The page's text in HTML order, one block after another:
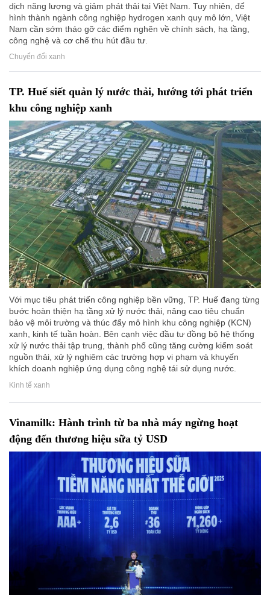
dịch năng lượng và giảm phát thải tại Việt Nam. Tuy nhiên, để
hình thành ngành công nghiệp hydrogen xanh quy mô lớn, Việt
Nam cần sớm tháo gỡ các điểm nghẽn về chính sách, hạ tầng,
công nghệ và cơ chế thu hút đầu tư.
Chuyển đổi xanh
TP. Huế siết quản lý nước thải, hướng tới phát triển
khu công nghiệp xanh
Với mục tiêu phát triển công nghiệp bền vững, TP. Huế đang từng
bước hoàn thiện hạ tầng xử lý nước thải, nâng cao tiêu chuẩn
bảo vệ môi trường và thúc đẩy mô hình khu công nghiệp (KCN)
xanh, kinh tế tuần hoàn. Bên cạnh việc đầu tư đồng bộ hệ thống
xử lý nước thải tập trung, thành phố cũng tăng cường kiểm soát
nguồn thải, xử lý nghiêm các trường hợp vi phạm và khuyến
khích doanh nghiệp ứng dụng công nghệ tái sử dụng nước.
Kinh tế xanh
Vinamilk: Hành trình từ ba nhà máy ngừng hoạt
động đến thương hiệu sữa tỷ USD